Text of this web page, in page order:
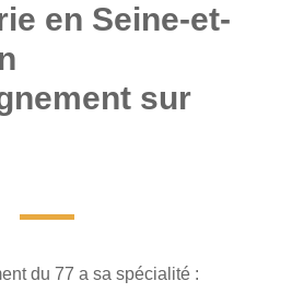
en Seine-et-
sur
du 77 a sa spécialité :